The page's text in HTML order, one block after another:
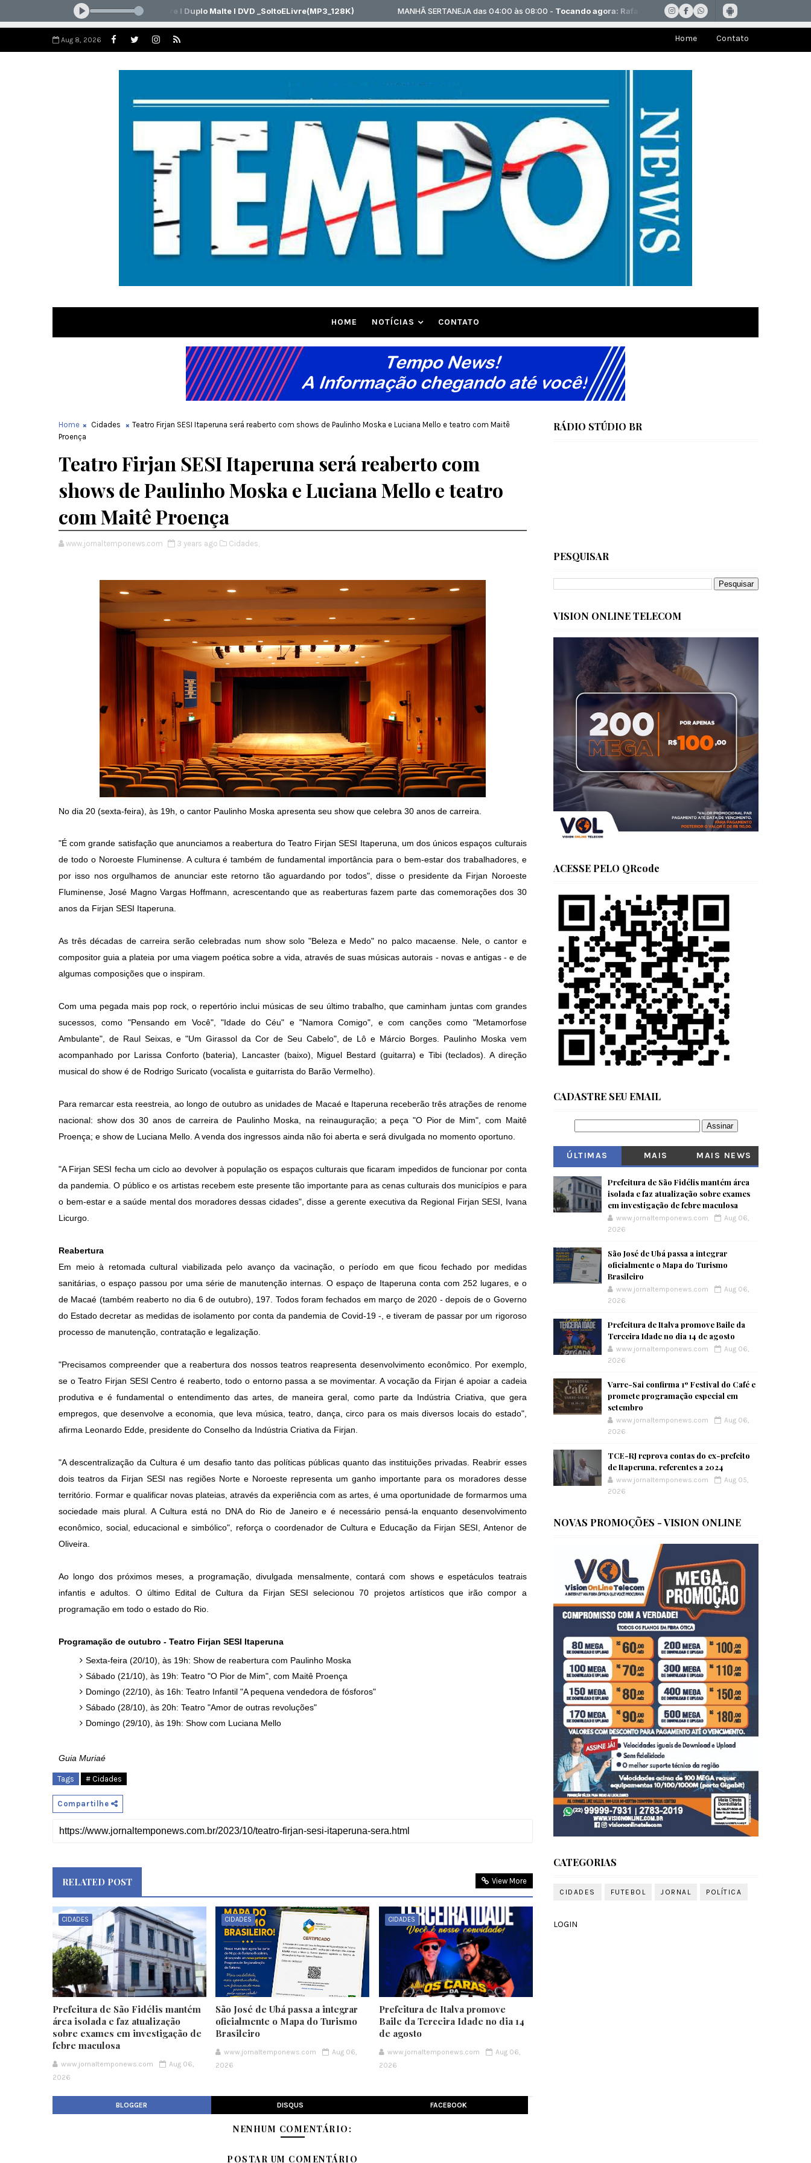
Aug 8, 2026 Home Contato
HOME NOTÍCIAS CONTATO
Home Cidades
Teatro Firjan SESI Itaperuna será reaberto com shows de Paulinho Moska e Luciana Mello e teatro com Maitê
Proença
Teatro Firjan SESI Itaperuna será reaberto com
shows de Paulinho Moska e Luciana Mello e teatro
com Maitê Proença
www.jornaltemponews.com 3 years ago Cidades,
No dia 20 (sexta-feira), às 19h, o cantor Paulinho Moska apresenta seu show que celebra 30 anos de carreira.
"É com grande satisfação que anunciamos a reabertura do Teatro Firjan SESI Itaperuna, um dos únicos espaços culturais
de todo o Noroeste Fluminense. A cultura é também de fundamental importância para o bem-estar dos trabalhadores, e
por isso nos orgulhamos de anunciar este retorno tão aguardando por todos", disse o presidente da Firjan Noroeste
Fluminense, José Magno Vargas Hoffmann, acrescentando que as reaberturas fazem parte das comemorações dos 30
anos da Firjan SESI Itaperuna.
As três décadas de carreira serão celebradas num show solo "Beleza e Medo" no palco macaense. Nele, o cantor e
compositor guia a plateia por uma viagem poética sobre a vida, através de suas músicas autorais - novas e antigas - e de
algumas composições que o inspiram.
Com uma pegada mais pop rock, o repertório inclui músicas de seu último trabalho, que caminham juntas com grandes
sucessos, como "Pensando em Você", "Idade do Céu" e "Namora Comigo", e com canções como "Metamorfose
Ambulante", de Raul Seixas, e "Um Girassol da Cor de Seu Cabelo", de Lô e Márcio Borges. Paulinho Moska vem
acompanhado por Larissa Conforto (bateria), Lancaster (baixo), Miguel Bestard (guitarra) e Tibi (teclados). A direção
musical do show é de Rodrigo Suricato (vocalista e guitarrista do Barão Vermelho).
Para remarcar esta reestreia, ao longo de outubro as unidades de Macaé e Itaperuna receberão três atrações de renome
nacional: show dos 30 anos de carreira de Paulinho Moska, na reinauguração; a peça "O Pior de Mim", com Maitê
Proença; e show de Luciana Mello. A venda dos ingressos ainda não foi aberta e será divulgada no momento oportuno.
"A Firjan SESI fecha um ciclo ao devolver à população os espaços culturais que ficaram impedidos de funcionar por conta
da pandemia. O público e os artistas recebem este presente tão importante para as cenas culturais dos municípios e para
o bem-estar e a saúde mental dos moradores dessas cidades", disse a gerente executiva da Regional Firjan SESI, Ivana
Licurgo.
Reabertura
Em meio à retomada cultural viabilizada pelo avanço da vacinação, o período em que ficou fechado por medidas
sanitárias, o espaço passou por uma série de manutenção internas. O espaço de Itaperuna conta com 252 lugares, e o
de Macaé (também reaberto no dia 6 de outubro), 197. Todos foram fechados em março de 2020 - depois de o Governo
do Estado decretar as medidas de isolamento por conta da pandemia de Covid-19 -, e tiveram de passar por um rigoroso
processo de manutenção, contratação e legalização.
"Precisamos compreender que a reabertura dos nossos teatros reapresenta desenvolvimento econômico. Por exemplo,
se o Teatro Firjan SESI Centro é reaberto, todo o entorno passa a se movimentar. A vocação da Firjan é apoiar a cadeia
produtiva e é fundamental o entendimento das artes, de maneira geral, como parte da Indústria Criativa, que gera
empregos, que desenvolve a economia, que leva música, teatro, dança, circo para os mais diversos locais do estado",
afirma Leonardo Edde, presidente do Conselho da Indústria Criativa da Firjan.
"A descentralização da Cultura é um desafio tanto das políticas públicas quanto das instituições privadas. Reabrir esses
dois teatros da Firjan SESI nas regiões Norte e Noroeste representa um ganho importante para os moradores desse
território. Formar e qualificar novas plateias, através da experiência com as artes, é uma oportunidade de formarmos uma
sociedade mais plural. A Cultura está no DNA do Rio de Janeiro e é necessário pensá-la enquanto desenvolvimento
econômico, social, educacional e simbólico", reforça o coordenador de Cultura e Educação da Firjan SESI, Antenor de
Oliveira.
Ao longo dos próximos meses, a programação, divulgada mensalmente, contará com shows e espetáculos teatrais
infantis e adultos. O último Edital de Cultura da Firjan SESI selecionou 70 projetos artísticos que irão compor a
programação em todo o estado do Rio.
Programação de outubro - Teatro Firjan SESI Itaperuna
Sexta-feira (20/10), às 19h: Show de reabertura com Paulinho Moska
Sábado (21/10), às 19h: Teatro "O Pior de Mim", com Maitê Proença
Domingo (22/10), às 16h: Teatro Infantil "A pequena vendedora de fósforos"
Sábado (28/10), às 20h: Teatro "Amor de outras revoluções"
Domingo (29/10), às 19h: Show com Luciana Mello
Guia Muriaé
Tags # Cidades
Compartilhe
RELATED POST View More
CIDADES
Prefeitura de São Fidélis mantém
área isolada e faz atualização
sobre exames em investigação de
febre maculosa
www.jornaltemponews.com
Aug 06,
2026
CIDADES
São José de Ubá passa a integrar
oficialmente o Mapa do Turismo
Brasileiro
www.jornaltemponews.com
Aug 06,
2026
CIDADES
Prefeitura de Italva promove
Baile da Terceira Idade no dia 14
de agosto
www.jornaltemponews.com
Aug 06,
2026
BLOGGER DISQUS FACEBOOK
NENHUM COMENTÁRIO:
POSTAR UM COMENTÁRIO
RÁDIO STÚDIO BR
PESQUISAR
VISION ONLINE TELECOM
ACESSE PELO QRcode
CADASTRE SEU EMAIL
ÚLTIMAS
MAIS
MAIS NEWS
Prefeitura de São Fidélis mantém área
isolada e faz atualização sobre exames
em investigação de febre maculosa
www.jornaltemponews.com
Aug 06,
2026
São José de Ubá passa a integrar
oficialmente o Mapa do Turismo
Brasileiro
www.jornaltemponews.com
Aug 06,
2026
Prefeitura de Italva promove Baile da
Terceira Idade no dia 14 de agosto
www.jornaltemponews.com
Aug 06,
2026
Varre-Sai confirma 1º Festival do Café e
promete programação especial em
setembro
www.jornaltemponews.com
Aug 06,
2026
TCE-RJ reprova contas do ex-prefeito
de Itaperuna, referentes a 2024
www.jornaltemponews.com
Aug 05,
2026
NOVAS PROMOÇÕES - VISION ONLINE
CATEGORIAS
CIDADES FUTEBOL JORNAL POLÍTICA
LOGIN